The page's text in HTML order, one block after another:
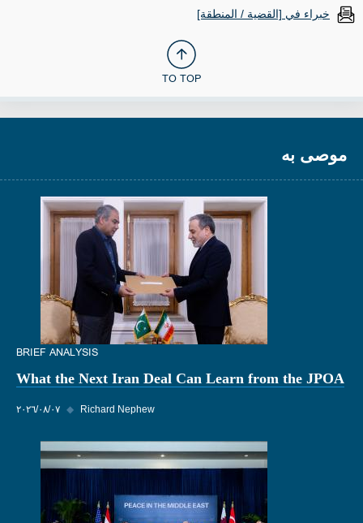
خبراء في [القضية / المنطقة]
TO TOP
موصى به
BRIEF ANALYSIS
What the Next Iran Deal Can Learn from the JPOA
٠٧‏/٠٨‏/٢٠٢٦ ◆ Richard Nephew